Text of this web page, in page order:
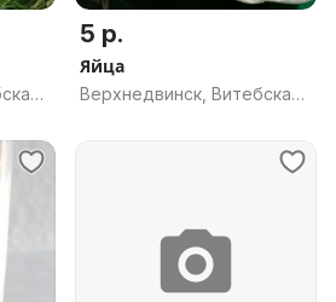
5 р.
Яйца
Верхнедвинск, Витебская